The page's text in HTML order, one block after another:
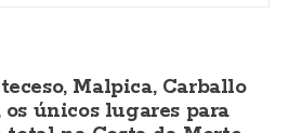
Malpica, Carballo
os únicos lugares para